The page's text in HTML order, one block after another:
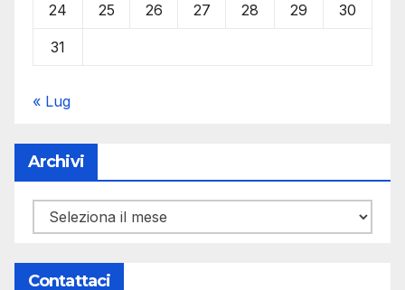
24 25 26 27 28 29 30
31
« Lug
Archivi
Archivi
Contattaci